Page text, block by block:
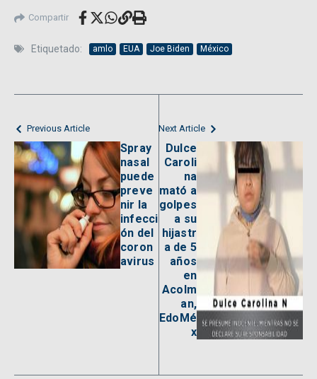
Compartir
Etiquetado: amlo EUA Joe Biden México
Previous Article
Spray
nasal
puede
preve
nir la
infecci
ón del
coron
avirus
Next Article
Dulce
Caroli
na
mató a
golpes
a su
hijastr
a de 5
años
en
Acolm
an,
EdoMé
x